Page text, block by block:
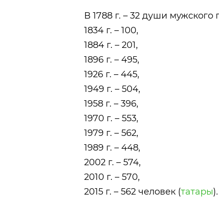
В 1788 г. – 32 души мужского
1834 г. – 100,
1884 г. – 201,
1896 г. – 495,
1926 г. – 445,
1949 г. – 504,
1958 г. – 396,
1970 г. – 553,
1979 г. – 562,
1989 г. – 448,
2002 г. – 574,
2010 г. – 570,
2015 г. – 562 человек (татары).